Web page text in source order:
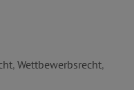
, Wettbewerbsrecht,